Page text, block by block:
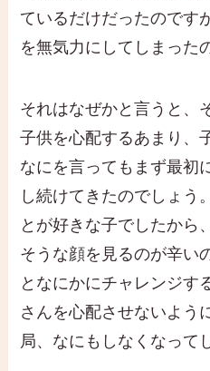
ているだけだったのです
を無気力にしてしまった
それはなぜかと言うと、
子供を心配するあまり、
なにを言ってもまず最初
し続けてきたのでしょう
とが好きな子でしたから
そうな顔を見るのが辛い
となにかにチャレンジす
さんを心配させないよう
局、なにもしなくなって